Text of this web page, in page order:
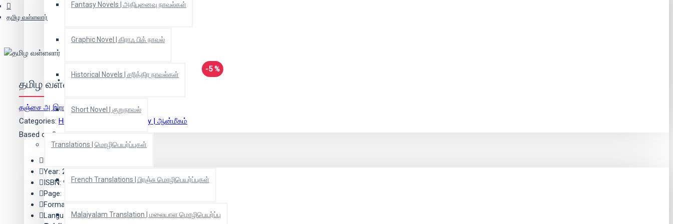
Fantasy Novels | அதிபுனைவு நாவல்கள்
Graphic Novel | கிராஃ பிக் நாவல்
Historical Novels | சரித்திர நாவல்கள்
Short Novel | குறுநாவல்
Translations | மொழிபெயர்ப்புகள்
French Translations | பிரஞ்சு மொழிபெயர்ப்புகள்
Malaiyalam Translation | மலையாள மொழிபெயர்ப்பு
தமிழ வள்ளலார்
-5 %
தமிழ வள்ளலார்
தஞ்சை அ இராமமூர்த்தி(ஆசிரியர்)
Categories: History | வரலாறு
Spirituality | ஆன்மீகம்
Based on 0 reviews.
Edition: 1
Year: 2019
ISBN: 978-93-88546-16-4
Page: 128
Format: Paper Back
Language: Tamil